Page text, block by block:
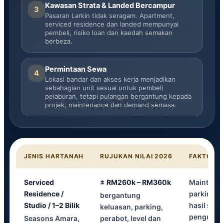
3 Kawasan Strata & Landed Bercampur
Pasaran Larkin tidak seragam. Apartment,
serviced residence dan landed mempunyai
pembeli, risiko loan dan kaedah semakan
berbeza.
4 Permintaan Sewa
Lokasi bandar dan akses kerja menjadikan
sebahagian unit sesuai untuk pembeli
pelaburan, tetapi pulangan bergantung kepada
projek, maintenance dan demand semasa.
JENIS HARTANAH RUJUKAN NILAI 2026 FAKTOR
Serviced
Residence /
Studio / 1–2 Bilik
Seasons Amara,
± RM260k – RM360k
bergantung
keluasan, parking,
perabot, level dan
parking,
hasil